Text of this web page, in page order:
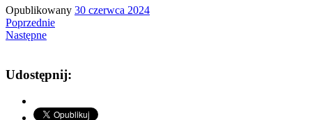
Opublikowany 30 czerwca 2024
Poprzednie
Następne
Udostępnij: